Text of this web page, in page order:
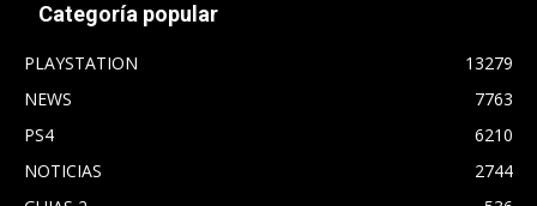
Categoría popular
PLAYSTATION
13279
NEWS
7763
PS4
6210
NOTICIAS
2744